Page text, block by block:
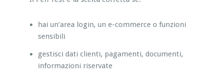
hai un’area login, un e-commerce o funzioni
sensibili
gestisci dati clienti, pagamenti, documenti,
informazioni riservate